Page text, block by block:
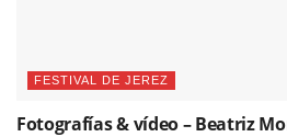
FESTIVAL DE JEREZ
Fotografías & vídeo – Beatriz